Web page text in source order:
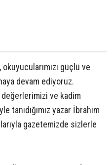
güçlü ve
devam ediyoruz.
ve kadim
tanıdığımız yazar İbrahim
gazetemizde sizlerle